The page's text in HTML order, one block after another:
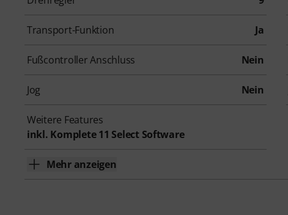
Transport-Funktion Ja
Fußcontroller Anschluss Nein
Jog Nein
Weitere Features
inkl. Komplete 11 Select Software
Mehr anzeigen